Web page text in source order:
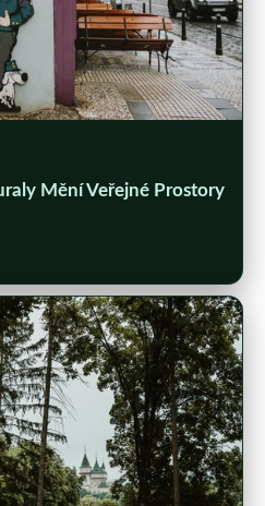
Mění Veřejné Prostory